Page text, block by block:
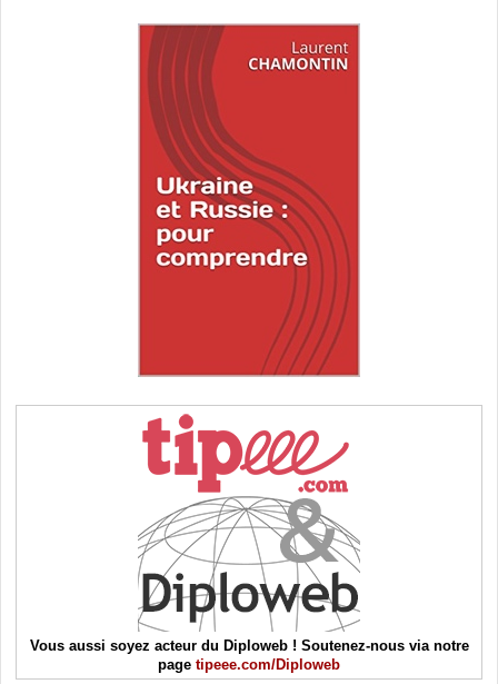
Vous aussi soyez acteur du Diploweb ! Soutenez-nous via notre
page tipeee.com/Diploweb